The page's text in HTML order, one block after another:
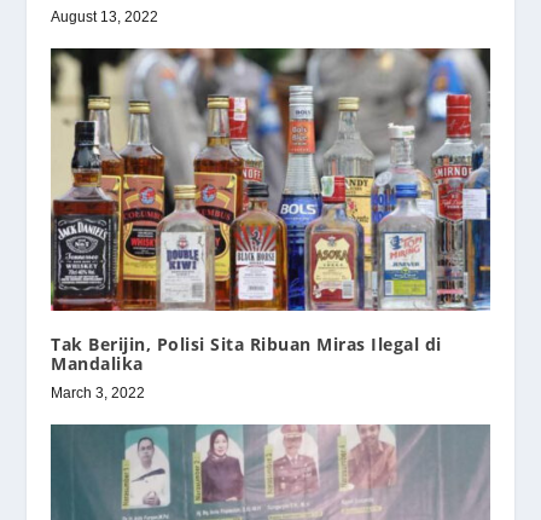
August 13, 2022
Tak Berijin, Polisi Sita Ribuan Miras Ilegal di
Mandalika
March 3, 2022